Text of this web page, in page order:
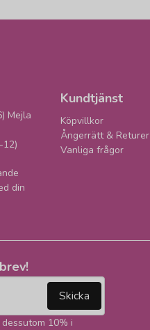
Mejla
din
Kundtjänst
Köpvillkor
Ångerrätt & Returer
Vanliga frågor
Skicka
10% i